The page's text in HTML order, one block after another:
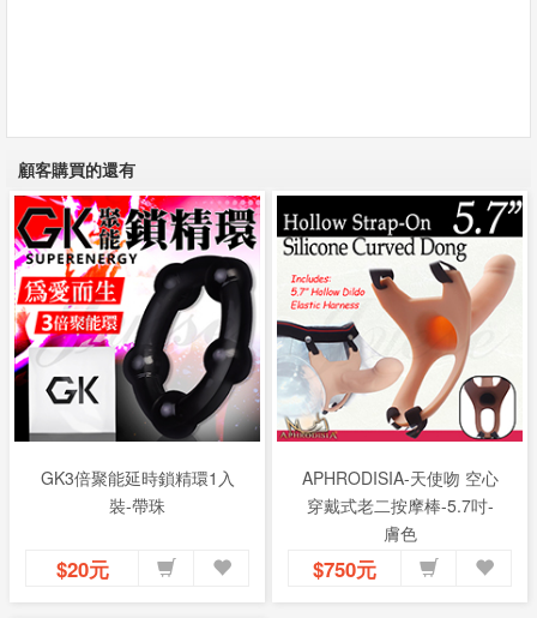
顧客購買的還有
GK3倍聚能延時鎖精環1入
裝-帶珠
$20元
APHRODISIA-天使吻 空心
穿戴式老二按摩棒-5.7吋-
膚色
$750元